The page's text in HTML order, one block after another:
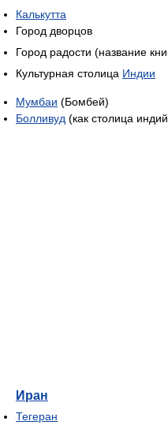
Калькутта
Город дворцов
Город радости (название
Культурная столица Индии
Мумбаи (Бомбей)
Болливуд (как столица
Иран
Тегеран